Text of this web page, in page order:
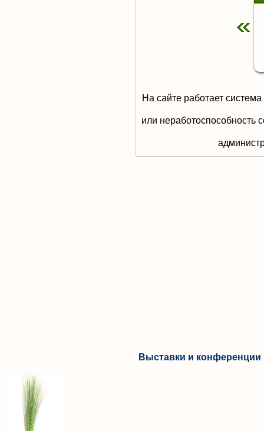
На сайте работает
или неработоспособность
Выставки и конференции